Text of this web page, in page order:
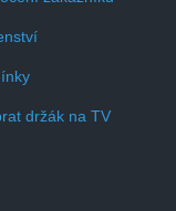
držák na TV